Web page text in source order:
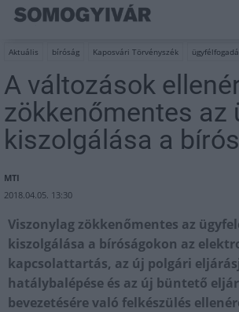
Aktuális bíróság Kaposvári Törvényszék
A változások
zökkenőmentes az
kiszolgálása a
MTI
2018.04.05. 13:30
Viszonylag zökkenőmentes az
kiszolgálása a bíróságokon az
kapcsolattartás, az új polgári
hatálybalépése és az új büntető
bevezetésére való felkészülés